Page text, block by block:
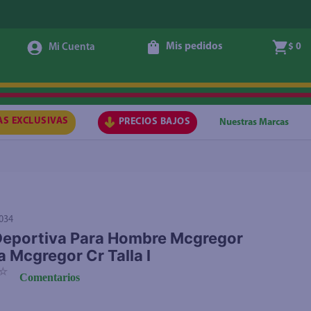
Mis pedidos $ 0
EXCLUSIVAS PRECIOS BAJOS Nuestras Marcas
Para Hombre Mcgregor
Mcgregor Cr Talla l
☆ Comentarios